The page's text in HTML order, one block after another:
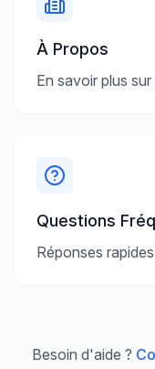
À Propos
En savoir plus
Questions
Réponses
Besoin d'aide ?